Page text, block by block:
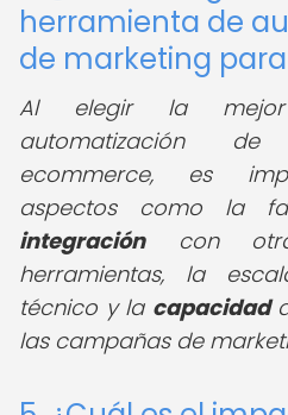
herramienta de
de marketing
Al elegir la mejor
automatización
ecommerce, es
aspectos como la
integracióncon
herramientas, la
técnico y la capacidad
las campañas de